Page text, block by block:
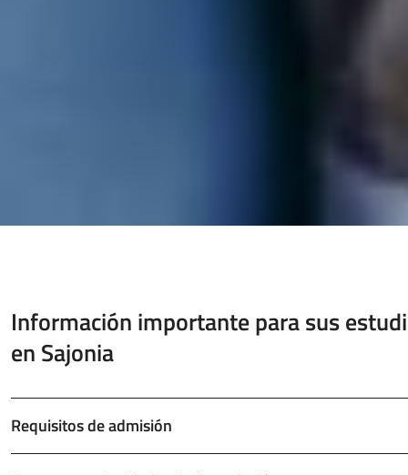
Información importante para sus
en Sajonia
Requisitos de admisión